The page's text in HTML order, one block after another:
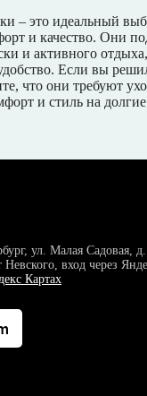
– это идеальный
и качество. Они
и активного
Если вы
что они требуют
и стиль на
ул. Малая Садовая,
Невского, вход через
Картах